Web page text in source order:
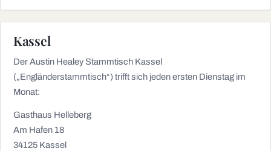
Kassel
Der Austin Healey Stammtisch Kassel
(„Engländerstammtisch“) trifft sich jeden ersten Dienstag im
Monat:
Gasthaus Helleberg
Am Hafen 18
34125 Kassel